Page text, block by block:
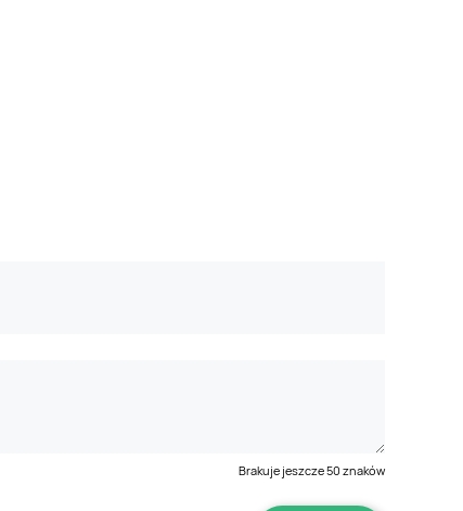
Brakuje jeszcze50 znaków